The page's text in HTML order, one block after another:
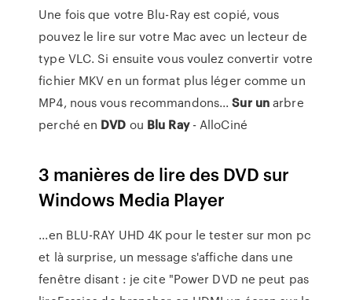
Une fois que votre Blu-Ray est copié, vous
pouvez le lire sur votre Mac avec un lecteur de
type VLC. Si ensuite vous voulez convertir votre
fichier MKV en un format plus léger comme un
MP4, nous vous recommandons...Sur unarbre
perché en DVD ou Blu Ray- AlloCiné
3 manières de lire des DVD sur
Windows Media Player
...en BLU-RAY UHD 4K pour le tester sur mon pc
et là surprise, un message s'affiche dans une
fenêtre disant : je cite "Power DVD ne peut pas